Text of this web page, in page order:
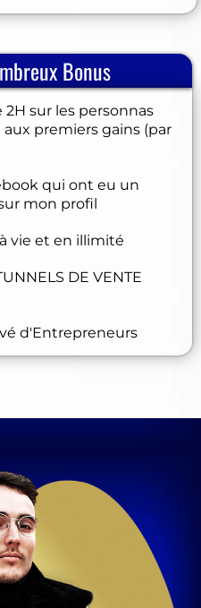
Bonus
sur les personnas
premiers gains (par
qui ont eu un
mon profil
vie et en illimité
DE VENTE
d'Entrepreneurs